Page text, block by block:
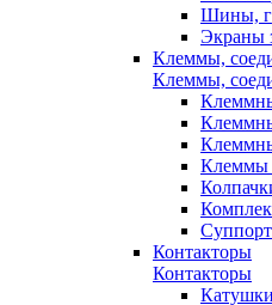
Шины,
Экраны
Клеммы,
Клеммы,
Клеммы
Контакторы
Контакторы